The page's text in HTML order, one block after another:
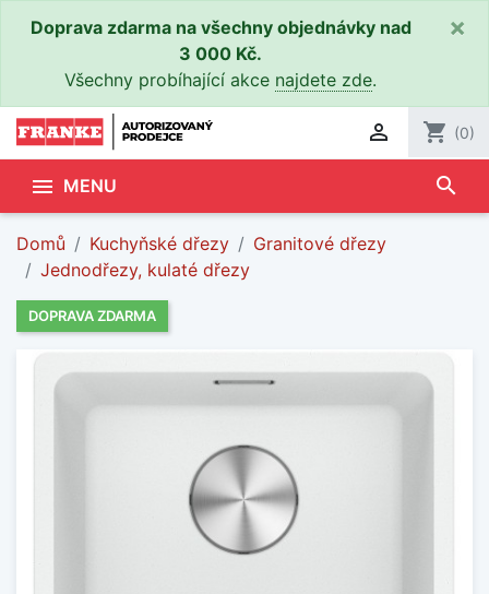
Doprava zdarma na všechny objednávky nad
3 000 Kč.
Všechny probíhající akce najdete zde.
×
 shopping_cart (0)
 MENU search
Domů Kuchyňské dřezy
Granitové dřezy
Jednodřezy, kulaté dřezy
DOPRAVA ZDARMA